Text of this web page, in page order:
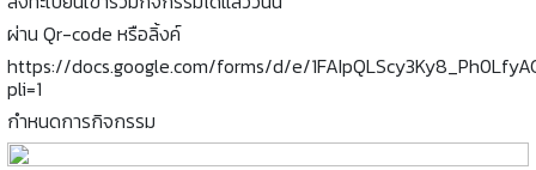
ผ่าน Qr-code หรือลิ้งค์
https://docs.google.com/forms/d/e/
pli=1
กำหนดการกิจกรรม